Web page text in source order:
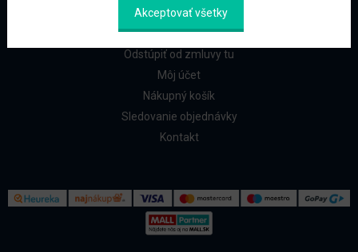
ZÁKAZNÍCI
Reklamačný formulár
Odstúpiť od zmluvy tu
Môj účet
Nákupný košík
Sledovanie objednávky
Kontakt
Akceptovať všetky